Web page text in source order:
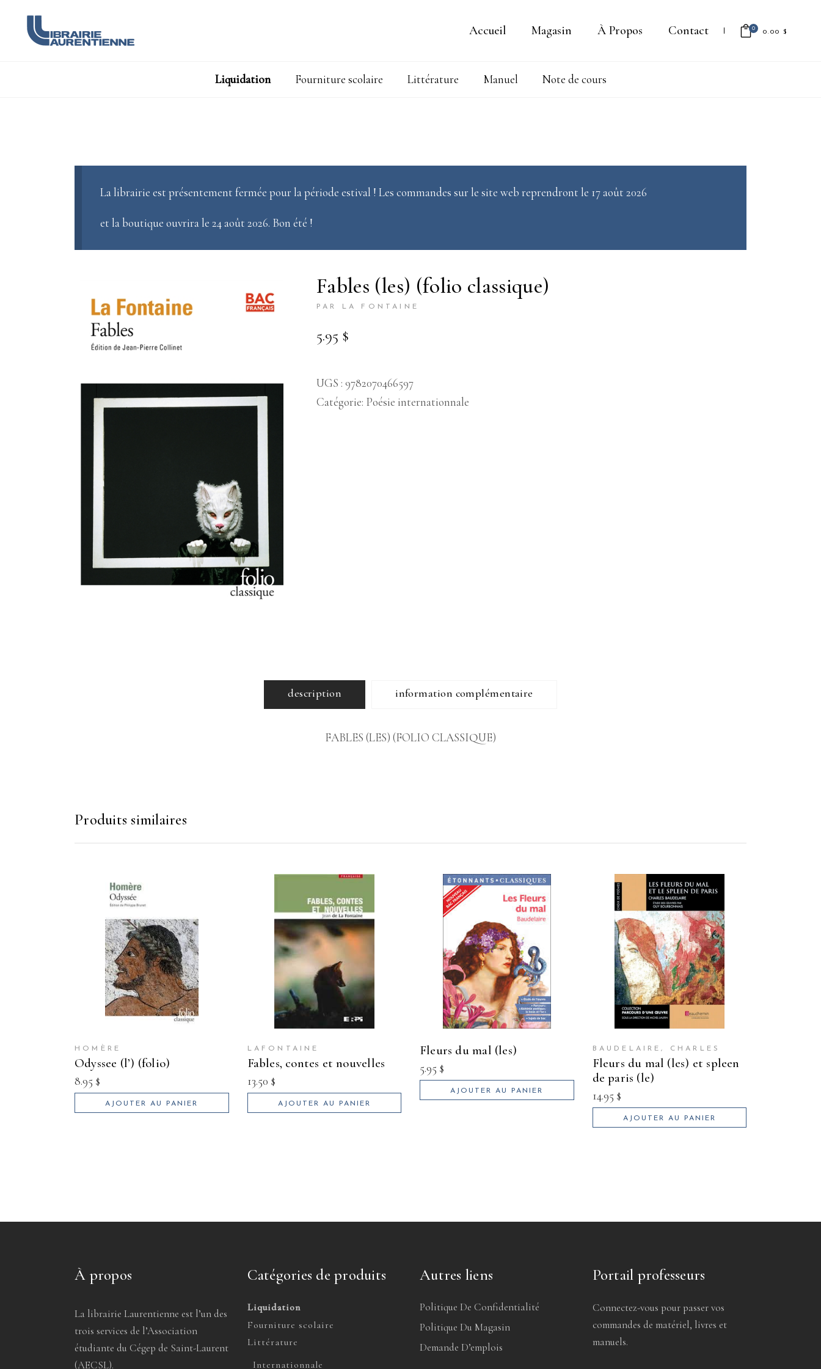
Accueil Magasin À Propos Contact 0 0.00 $
Liquidation Fourniture scolaire Littérature Manuel Note de cours
La librairie est présentement fermée pour la période estival ! Les commandes sur le site web reprendront le 17 août 2026
et la boutique ouvrira le 24 août 2026. Bon été !
fables (les) (folio classique)
PAR LA FONTAINE
5.95 $
UGS : 9782070466597
Catégorie: Poésie internationnale
description information complémentaire
FABLES (LES) (FOLIO CLASSIQUE)
Produits similaires
HOMÈRE
odyssee (l’) (folio)
8.95 $
AJOUTER AU PANIER
LAFONTAINE
fables, contes et nouvelles
13.50 $
AJOUTER AU PANIER
fleurs du mal (les)
5.95 $
AJOUTER AU PANIER
BAUDELAIRE, CHARLES
fleurs du mal (les) et spleen
de paris (le)
14.95 $
AJOUTER AU PANIER
À propos
La librairie Laurentienne est l’un des
trois services de l’Association
étudiante du Cégep de Saint-Laurent
(AECSL).
Catégories de produits
Liquidation
Fourniture scolaire
Littérature
Internationnale
Autres liens
Politique De Confidentialité
Politique Du Magasin
Demande D’emplois
Portail professeurs
Connectez-vous pour passer vos
commandes de matériel, livres et
manuels.